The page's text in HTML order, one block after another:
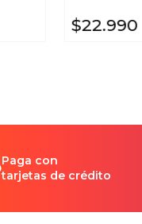
$22.990
Paga con
tarjetas de crédito